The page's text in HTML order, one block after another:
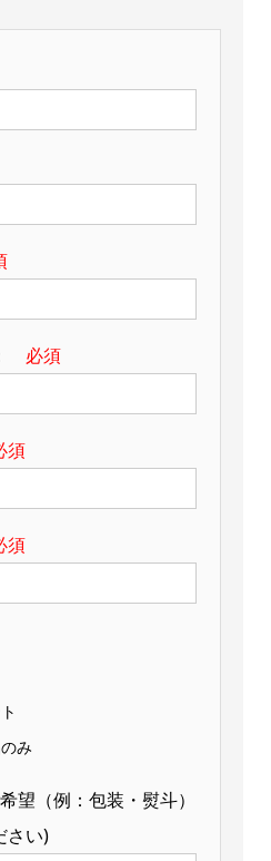
必須
須
須
み
望（例：包装・熨斗）
さい)